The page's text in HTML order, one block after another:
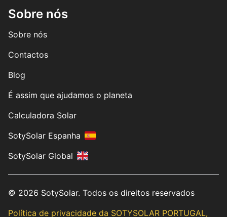
Sobre nós
Sobre nós
Contactos
Blog
É assim que ajudamos o planeta
Calculadora Solar
SotySolar Espanha
SotySolar Global
© 2026 SotySolar. Todos os direitos reservados
Política de privacidade da SOTYSOLAR PORTUGAL,